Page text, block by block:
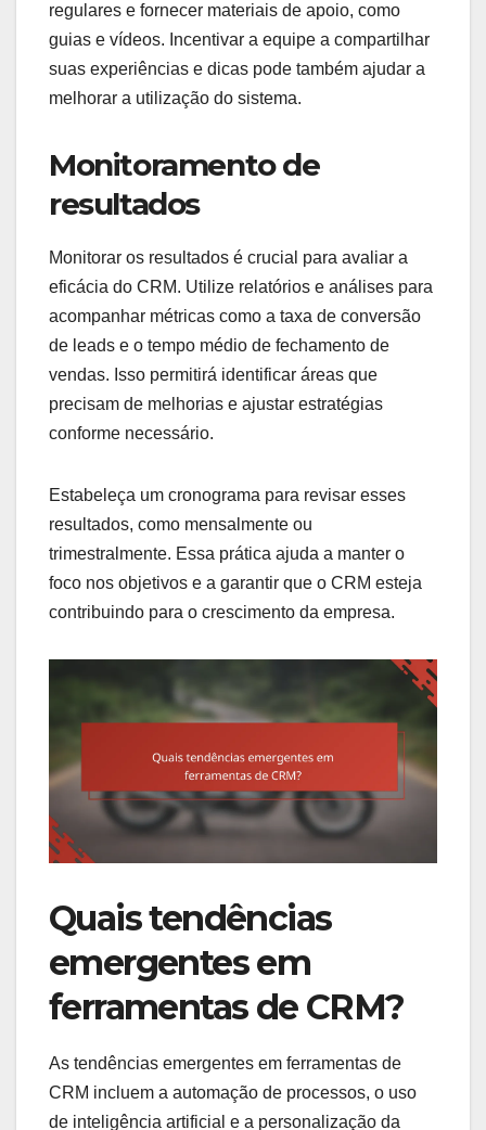
regulares e fornecer materiais de apoio, como
guias e vídeos. Incentivar a equipe a compartilhar
suas experiências e dicas pode também ajudar a
melhorar a utilização do sistema.
Monitoramento de
resultados
Monitorar os resultados é crucial para avaliar a
eficácia do CRM. Utilize relatórios e análises para
acompanhar métricas como a taxa de conversão
de leads e o tempo médio de fechamento de
vendas. Isso permitirá identificar áreas que
precisam de melhorias e ajustar estratégias
conforme necessário.
Estabeleça um cronograma para revisar esses
resultados, como mensalmente ou
trimestralmente. Essa prática ajuda a manter o
foco nos objetivos e a garantir que o CRM esteja
contribuindo para o crescimento da empresa.
Quais tendências
emergentes em
ferramentas de CRM?
As tendências emergentes em ferramentas de
CRM incluem a automação de processos, o uso
de inteligência artificial e a personalização da